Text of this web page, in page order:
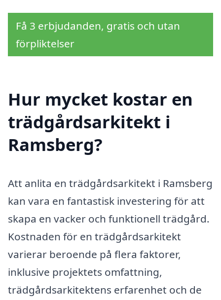
Få 3 erbjudanden, gratis och utan
förpliktelser
Hur mycket kostar en
trädgårdsarkitekt i
Ramsberg?
Att anlita en trädgårdsarkitekt i Ramsberg
kan vara en fantastisk investering för att
skapa en vacker och funktionell trädgård.
Kostnaden för en trädgårdsarkitekt
varierar beroende på flera faktorer,
inklusive projektets omfattning,
trädgårdsarkitektens erfarenhet och de